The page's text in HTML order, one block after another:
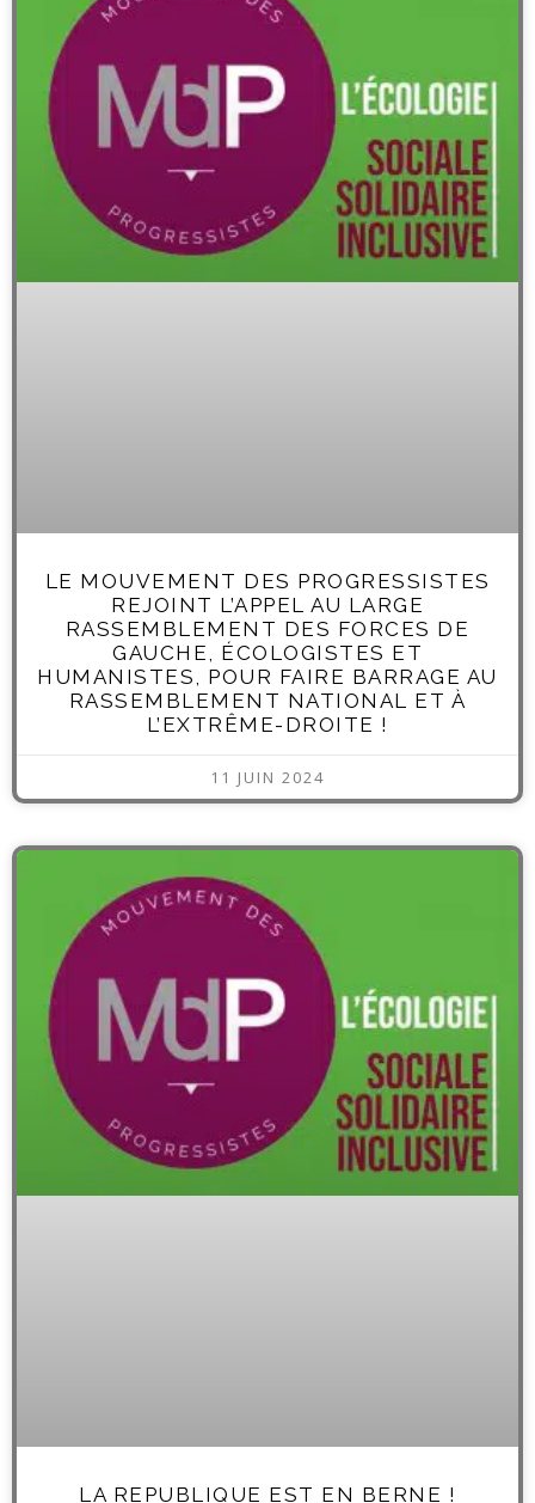
LE MOUVEMENT DES PROGRESSISTES
REJOINT L’APPEL AU LARGE
RASSEMBLEMENT DES FORCES DE
GAUCHE, ÉCOLOGISTES ET
HUMANISTES, POUR FAIRE BARRAGE AU
RASSEMBLEMENT NATIONAL ET À
L’EXTRÊME-DROITE !
11 JUIN 2024
LA REPUBLIQUE EST EN BERNE !